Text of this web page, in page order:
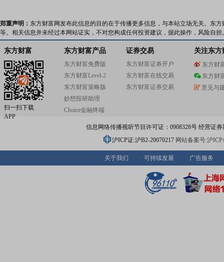
郑重声明： 东方财富网发布此信息的目的在于传播更多信息，与本站立场无关。东
等。相关信息并未经过本网站证实，不对您构成任何投资建议，据此操作，风险自担